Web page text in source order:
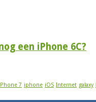
een iPhone 6C?
7 iphone iOS Internet galaxy